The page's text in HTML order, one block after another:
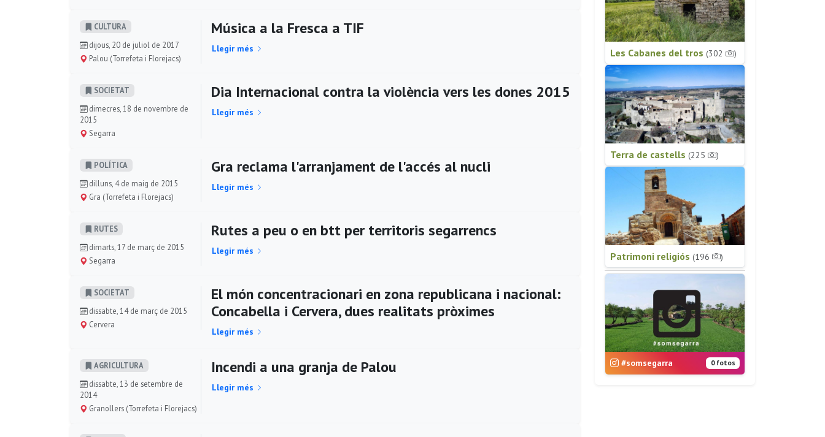
CULTURA
dijous, 20 de juliol de 2017
Palou (Torrefeta i Florejacs)
Música a la Fresca a TIF
Llegir més
SOCIETAT
dimecres, 18 de novembre de
2015
Segarra
Dia Internacional contra la violència vers les dones 2015
Llegir més
POLÍ­TICA
dilluns, 4 de maig de 2015
Gra (Torrefeta i Florejacs)
Gra reclama l'arranjament de l'accés al nucli
Llegir més
RUTES
dimarts, 17 de març de 2015
Segarra
Rutes a peu o en btt per territoris segarrencs
Llegir més
SOCIETAT
dissabte, 14 de març de 2015
Cervera
El món concentracionari en zona republicana i nacional:
Concabella i Cervera, dues realitats pròximes
Llegir més
AGRICULTURA
dissabte, 13 de setembre de
2014
Granollers (Torrefeta i Florejacs)
Incendi a una granja de Palou
Llegir més
Les Cabanes del tros (302 )
Terra de castells (225 )
Patrimoni religiós (196 )
#somsegarra 0 fotos